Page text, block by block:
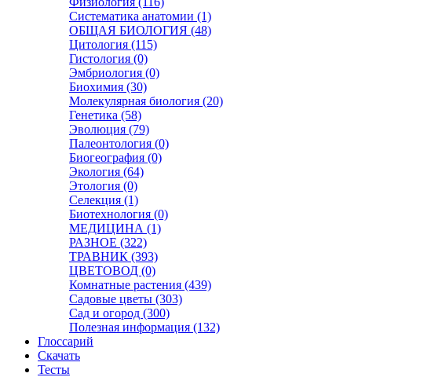
Систематика анатомии (1)
ОБЩАЯ БИОЛОГИЯ (48)
Цитология (115)
Гистология (0)
Эмбриология (0)
Биохимия (30)
Молекулярная биология (20)
Генетика (58)
Эволюция (79)
Палеонтология (0)
Биогеография (0)
Экология (64)
Этология (0)
Селекция (1)
Биотехнология (0)
МЕДИЦИНА (1)
РАЗНОЕ (322)
ТРАВНИК (393)
ЦВЕТОВОД (0)
Комнатные растения (439)
Садовые цветы (303)
Сад и огород (300)
Полезная информация (132)
Глоссарий
Скачать
Тесты